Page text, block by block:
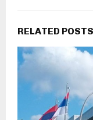
RELATED POSTS